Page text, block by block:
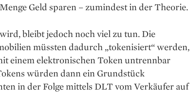
Geld sparen – zumindest in der Theorie.
bleibt jedoch noch viel zu tun. Die
müssten dadurch „tokenisiert“ werden,
einem elektronischen Token untrennbar
würden dann ein Grundstück
in der Folge mittels DLT vom Verkäufer auf